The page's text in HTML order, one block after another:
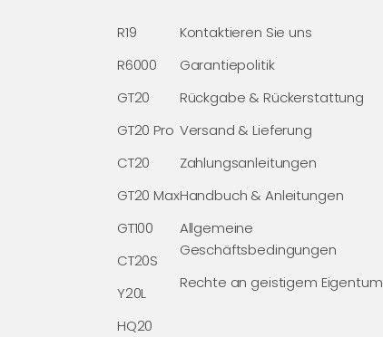
R19
R6000
GT20
GT20 Pro
CT20
GT20 Max
GT100
CT20S
Y20L
HQ20
Kontaktieren Sie uns
Garantiepolitik
Rückgabe & Rückerstattung
Versand & Lieferung
Zahlungsanleitungen
Handbuch & Anleitungen
Allgemeine
Geschäftsbedingungen
Rechte an geistigem Eigentum